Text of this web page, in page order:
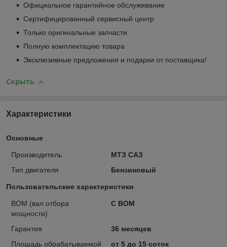
Официальное гарантийное обслуживание
Сертифицированный сервисный центр
Только оригинальные запчасти
Полную комплектацию товара
Эксклюзивные предложения и подарки от поставщика!
Скрыть
Характеристики
Основные
Производитель
МТЗ САЗ
Тип двигателя
Бензиновый
Пользовательские характеристики
ВОМ (вал отбора
мощности)
С ВОМ
Гарантия
36 месяцев
Площадь обрабатываемой
от 5 до 15 соток